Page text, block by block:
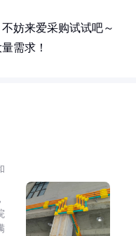
妨来爱采购试试吧～
需求！